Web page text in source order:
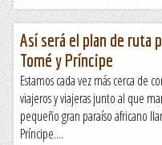
Así será el plan de ruta
Tomé y Príncipe
Estamos cada vez más cerca de
viajeros y viajeras junto al que
pequeño gran paraíso africano
Príncipe....